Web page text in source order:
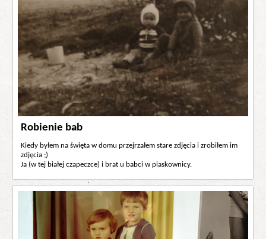
Robienie bab
Kiedy byłem na święta w domu przejrzałem stare zdjęcia i zrobiłem im
zdjęcia ;)
Ja (w tej białej czapeczce) i brat u babci w piaskownicy.